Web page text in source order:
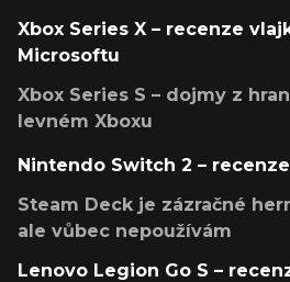
Xbox Series X – recenze
Microsoftu
Xbox Series S – dojmy z
levném Xboxu
Nintendo Switch 2 –
Steam Deck je zázračné
ale vůbec nepoužívám
Lenovo Legion Go S –